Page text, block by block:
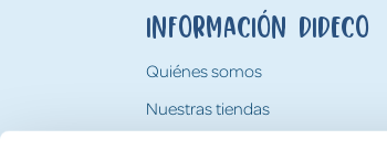
Información Dideco
Quiénes somos
Nuestras tiendas